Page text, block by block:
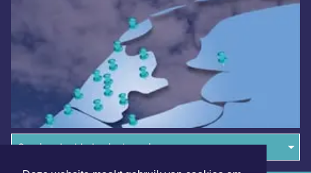
Overige dagbladen in de regio